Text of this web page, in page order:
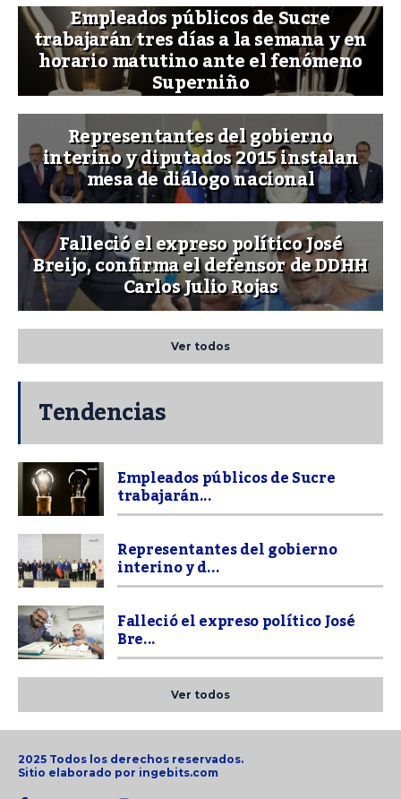
Empleados públicos de Sucre
trabajarán tres días a la semana y en
horario matutino ante el fenómeno
Superniño
Representantes del gobierno
interino y diputados 2015 instalan
mesa de diálogo nacional
Falleció el expreso político José
Breijo, confirma el defensor de DDHH
Carlos Julio Rojas
Ver todos
Tendencias
Empleados públicos de Sucre
trabajarán...
Representantes del gobierno
interino y d...
Falleció el expreso político José
Bre...
Ver todos
2025 Todos los derechos reservados.
Sitio elaborado por ingebits.com